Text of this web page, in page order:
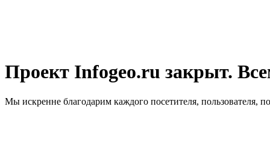
Проект Infogeo.ru закрыт.
Мы искренне благодарим каждого посетителя, пользователя,